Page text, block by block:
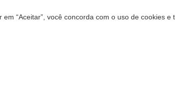
“Aceitar”, você concorda com o uso de cookies e